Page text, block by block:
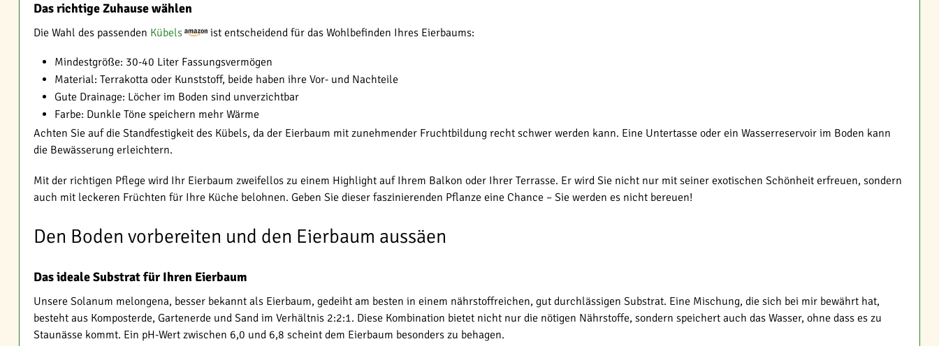
Das richtige Zuhause wählen
Die Wahl des passenden Kübels ist entscheidend für das Wohlbefinden Ihres Eierbaums:
Mindestgröße: 30-40 Liter Fassungsvermögen
Material: Terrakotta oder Kunststoff, beide haben ihre Vor- und Nachteile
Gute Drainage: Löcher im Boden sind unverzichtbar
Farbe: Dunkle Töne speichern mehr Wärme
Achten Sie auf die Standfestigkeit des Kübels, da der Eierbaum mit zunehmender Fruchtbildung recht schwer werden kann. Eine Untertasse oder ein Wasserreservoir im Boden kann
die Bewässerung erleichtern.
Mit der richtigen Pflege wird Ihr Eierbaum zweifellos zu einem Highlight auf Ihrem Balkon oder Ihrer Terrasse. Er wird Sie nicht nur mit seiner exotischen Schönheit erfreuen, sondern
auch mit leckeren Früchten für Ihre Küche belohnen. Geben Sie dieser faszinierenden Pflanze eine Chance – Sie werden es nicht bereuen!
Den Boden vorbereiten und den Eierbaum aussäen
Das ideale Substrat für Ihren Eierbaum
Unsere Solanum melongena, besser bekannt als Eierbaum, gedeiht am besten in einem nährstoffreichen, gut durchlässigen Substrat. Eine Mischung, die sich bei mir bewährt hat,
besteht aus Komposterde, Gartenerde und Sand im Verhältnis 2:2:1. Diese Kombination bietet nicht nur die nötigen Nährstoffe, sondern speichert auch das Wasser, ohne dass es zu
Staunässe kommt. Ein pH-Wert zwischen 6,0 und 6,8 scheint dem Eierbaum besonders zu behagen.